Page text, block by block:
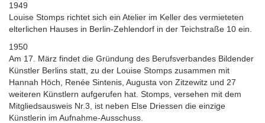
1949
Louise Stomps richtet sich ein Atelier im Keller des vermieteten
elterlichen Hauses in Berlin-Zehlendorf in der Teichstraße 10 ein.
1950
Am 17. März findet die Gründung des Berufsverbandes Bildender
Künstler Berlins statt, zu der Louise Stomps zusammen mit
Hannah Höch, Renée Sintenis, Augusta von Zitzewitz und 27
weiteren Künstlern aufgerufen hat. Stomps, versehen mit dem
Mitgliedsausweis Nr.3, ist neben Else Driessen die einzige
Künstlerin im Aufnahme-Ausschuss.